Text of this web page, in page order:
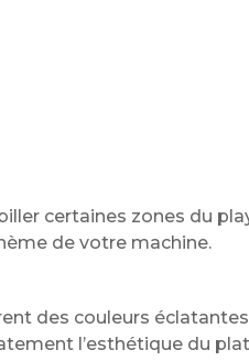
certaines zones du
de votre machine.
des couleurs
l’esthétique du